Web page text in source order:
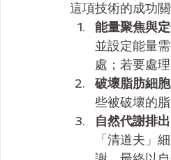
這項技術的成功
能量聚焦與
並設定能量
處；若要處
破壞脂肪細胞
些被破壞的
自然代謝排出
「清道夫」